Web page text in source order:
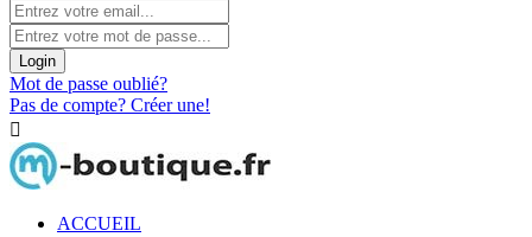
Login
Mot de passe oublié?
Pas de compte? Créer une!

ACCUEIL